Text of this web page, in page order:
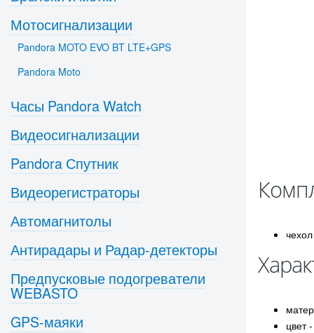
чехол
цвет
Мотосигнализации
Pandora MOTO EVO BT LTE+GPS
Pandora Moto
Часы Pandora Watch
Видеосигнализации
Pandora Спутник
Видеорегистраторы
Автомагнитолы
Антирадары и Радар-детекторы
Предпусковые подогреватели
WEBASTO
GPS-маяки